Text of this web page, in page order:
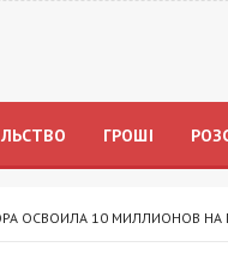
ГРОШІ
ОСВОИЛА 10 МИЛЛИОНОВ